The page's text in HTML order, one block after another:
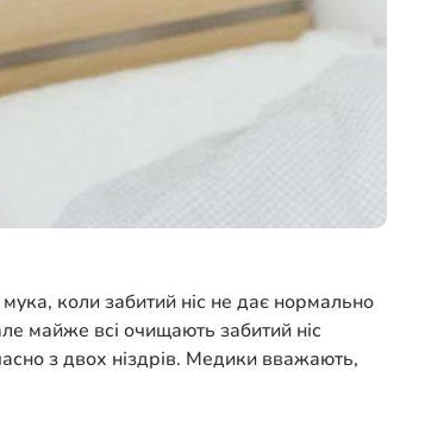
коли забитий ніс не дає нормально
майже всі очищають забитий ніс
з двох ніздрів. Медики вважають,